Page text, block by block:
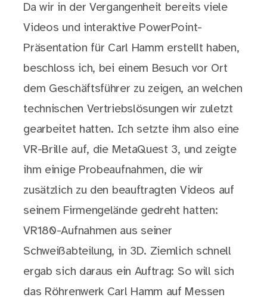
Da wir in der Vergangenheit bereits viele
Videos und interaktive PowerPoint-
Präsentation für Carl Hamm erstellt haben,
beschloss ich, bei einem Besuch vor Ort
dem Geschäftsführer zu zeigen, an welchen
technischen Vertriebslösungen wir zuletzt
gearbeitet hatten. Ich setzte ihm also eine
VR-Brille auf, die MetaQuest 3, und zeigte
ihm einige Probeaufnahmen, die wir
zusätzlich zu den beauftragten Videos auf
seinem Firmengelände gedreht hatten:
VR180-Aufnahmen aus seiner
Schweißabteilung, in 3D. Ziemlich schnell
ergab sich daraus ein Auftrag: So will sich
das Röhrenwerk Carl Hamm auf Messen